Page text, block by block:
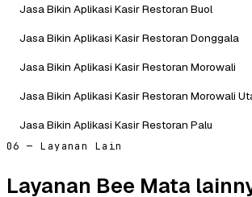
Jasa Bikin Aplikasi Kasir Restoran Buol
Jasa Bikin Aplikasi Kasir Restoran Donggala
Jasa Bikin Aplikasi Kasir Restoran Morowali
Jasa Bikin Aplikasi Kasir Restoran Morowali
Jasa Bikin Aplikasi Kasir Restoran Palu
06 — Layanan Lain
Layanan Bee Mata